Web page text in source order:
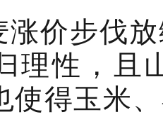
涨价步伐
理性，且
使得玉米